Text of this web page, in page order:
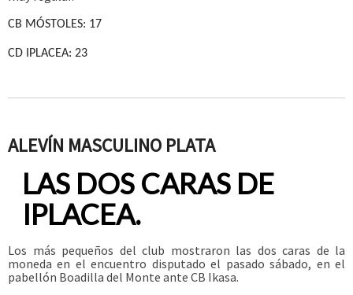
CB MÓSTOLES: 17
CD IPLACEA: 23
ALEVÍN MASCULINO PLATA
LAS DOS CARAS DE
IPLACEA.
Los más pequeños del club mostraron las dos caras de la
moneda en el encuentro disputado el pasado sábado, en el
pabellón Boadilla del Monte ante CB Ikasa.